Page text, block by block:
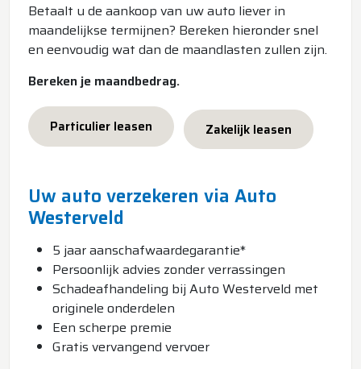
Betaalt u de aankoop van uw auto liever in
maandelijkse termijnen? Bereken hieronder snel
en eenvoudig wat dan de maandlasten zullen zijn.
Bereken je maandbedrag.
Particulier leasen Zakelijk leasen
Uw auto verzekeren via Auto
Westerveld
5 jaar aanschafwaardegarantie*
Persoonlijk advies zonder verrassingen
Schadeafhandeling bij Auto Westerveld met
originele onderdelen
Een scherpe premie
Gratis vervangend vervoer